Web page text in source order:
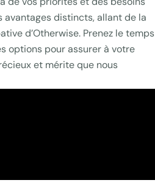
avantages distincts, allant de la
d’Otherwise. Prenez le temps
options pour assurer à votre
et mérite que nous